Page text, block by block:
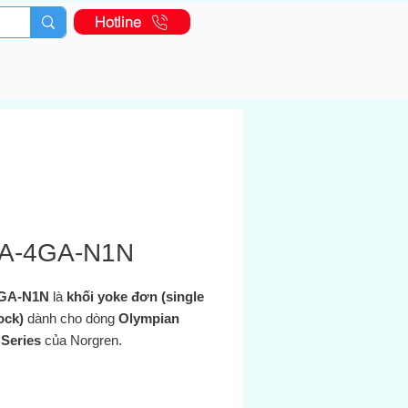
Hotline
4GA-N1N
là khối yoke đơn (single
dành cho dòng Olympian
của Norgren.